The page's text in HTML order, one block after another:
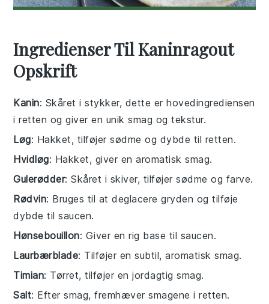
Ingredienser Til Kaninragout
Opskrift
Kanin: Skåret i stykker, dette er hovedingrediensen
i retten og giver en unik smag og tekstur.
Løg: Hakket, tilføjer sødme og dybde til retten.
Hvidløg: Hakket, giver en aromatisk smag.
Gulerødder: Skåret i skiver, tilføjer sødme og farve.
Rødvin: Bruges til at deglacere gryden og tilføje
dybde til saucen.
Hønsebouillon: Giver en rig base til saucen.
Laurbærblade: Tilføjer en subtil, aromatisk smag.
Timian: Tørret, tilføjer en jordagtig smag.
Salt: Efter smag, fremhæver smagene i retten.